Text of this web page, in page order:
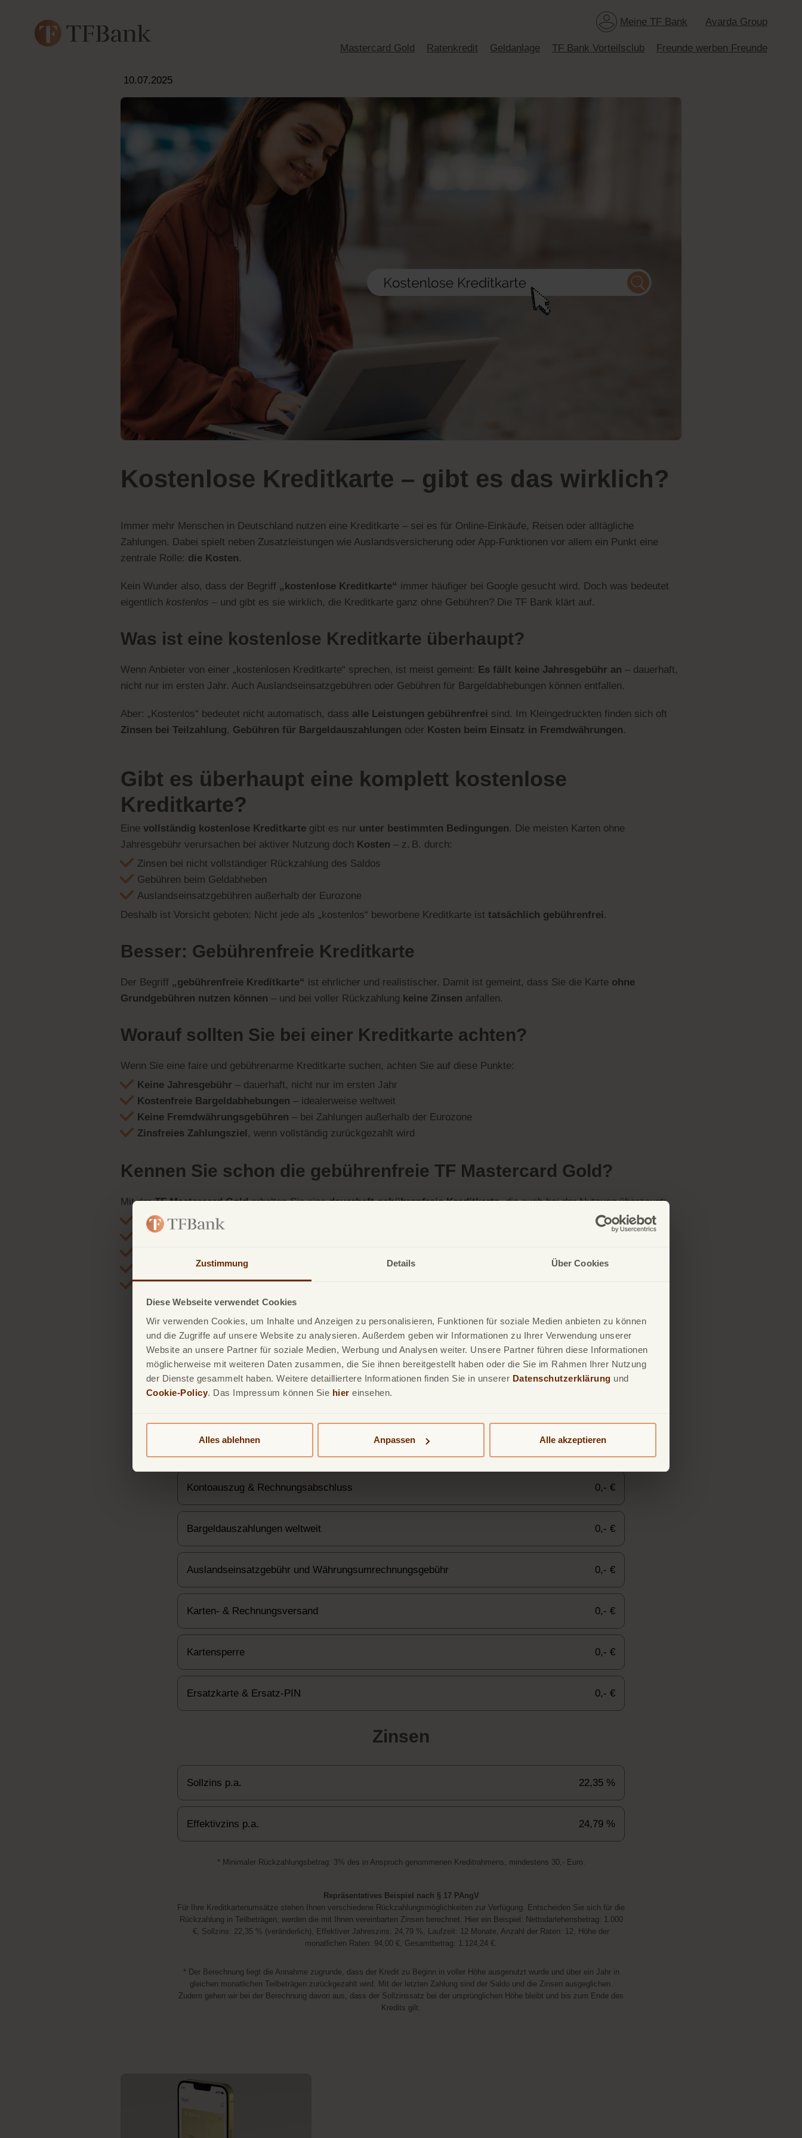
Zustimmung Details Über Cookies
Diese Webseite verwendet Cookies
Wir verwenden Cookies, um Inhalte und Anzeigen zu personalisieren, Funktionen für soziale Medien anbieten zu können
und die Zugriffe auf unsere Website zu analysieren. Außerdem geben wir Informationen zu Ihrer Verwendung unserer
Website an unsere Partner für soziale Medien, Werbung und Analysen weiter. Unsere Partner führen diese Informationen
möglicherweise mit weiteren Daten zusammen, die Sie ihnen bereitgestellt haben oder die Sie im Rahmen Ihrer Nutzung
der Dienste gesammelt haben. Weitere detailliertere Informationen finden Sie in unserer Datenschutzerklärung und
Cookie-Policy. Das Impressum können Sie hier einsehen.
Alles ablehnen Anpassen Alle akzeptieren
Mastercard Gold Ratenkredit Geldanlage TF Bank Vorteilsclub Freunde werben Freunde
Meine TF Bank Avarda Group
10.07.2025
Kostenlose Kreditkarte – gibt es das wirklich?
Immer mehr Menschen in Deutschland nutzen eine Kreditkarte – sei es für Online-Einkäufe, Reisen oder alltägliche
Zahlungen. Dabei spielt neben Zusatzleistungen wie Auslandsversicherung oder App-Funktionen vor allem ein Punkt eine
zentrale Rolle: die Kosten.
Kein Wunder also, dass der Begriff „kostenlose Kreditkarte“ immer häufiger bei Google gesucht wird. Doch was bedeutet
eigentlich kostenlos – und gibt es sie wirklich, die Kreditkarte ganz ohne Gebühren? Die TF Bank klärt auf.
Was ist eine kostenlose Kreditkarte überhaupt?
Wenn Anbieter von einer „kostenlosen Kreditkarte“ sprechen, ist meist gemeint: Es fällt keine Jahresgebühr an – dauerhaft,
nicht nur im ersten Jahr. Auch Auslandseinsatzgebühren oder Gebühren für Bargeldabhebungen können entfallen.
Aber: „Kostenlos“ bedeutet nicht automatisch, dass alle Leistungen gebührenfrei sind. Im Kleingedruckten finden sich oft
Zinsen bei Teilzahlung, Gebühren für Bargeldauszahlungen oder Kosten beim Einsatz in Fremdwährungen.
Gibt es überhaupt eine komplett kostenlose
Kreditkarte?
Eine vollständig kostenlose Kreditkarte gibt es nur unter bestimmten Bedingungen. Die meisten Karten ohne
Jahresgebühr verursachen bei aktiver Nutzung doch Kosten – z. B. durch:
Zinsen bei nicht vollständiger Rückzahlung des Saldos
Gebühren beim Geldabheben
Auslandseinsatzgebühren außerhalb der Eurozone
Deshalb ist Vorsicht geboten: Nicht jede als „kostenlos“ beworbene Kreditkarte ist tatsächlich gebührenfrei .
Besser: Gebührenfreie Kreditkarte
Der Begriff „gebührenfreie Kreditkarte“ ist ehrlicher und realistischer. Damit ist gemeint, dass Sie die Karte ohne
Grundgebühren nutzen können – und bei voller Rückzahlung keine Zinsen anfallen.
Worauf sollten Sie bei einer Kreditkarte achten?
Wenn Sie eine faire und gebührenarme Kreditkarte suchen, achten Sie auf diese Punkte:
Keine Jahresgebühr – dauerhaft, nicht nur im ersten Jahr
Kostenfreie Bargeldabhebungen – idealerweise weltweit
Keine Fremdwährungsgebühren – bei Zahlungen außerhalb der Eurozone
Zinsfreies Zahlungsziel , wenn vollständig zurückgezahlt wird
Kennen Sie schon die gebührenfreie TF Mastercard Gold?
Mit derTF Mastercard Golderhalten Sie einedauerhaft gebührenfreie Kreditkarte, die auch bei der Nutzung überzeugt:
0 € Jahresgebühr – dauerhaft
0 € Gebühren für Zahlungen weltweit
Zinsfreies Zahlungsziel bei voller Tilgung
100 % digitaler Antrag & moderne App
Gebühren & Zinsen
Konditionen
Jahresgebühr (dauerhaft) 0,- €
Kontoauszug & Rechnungsabschluss 0,- €
Bargeldauszahlungen weltweit 0,- €
Auslandseinsatzgebühr und Währungsumrechnungsgebühr 0,- €
Karten- & Rechnungsversand 0,- €
Kartensperre 0,- €
Ersatzkarte & Ersatz-PIN 0,- €
Zinsen
Sollzins p.a. 22,35 %
Effektivzins p.a. 24,79 %
* Minimaler Rückzahlungsbetrag: 3% des in Anspruch genommenen Kreditrahmens, mindestens 30,- Euro.
Repräsentatives Beispiel nach § 17 PAngV
Für Ihre Kreditkartenumsätze stehen Ihnen verschiedene Rückzahlungsmöglichkeiten zur Verfügung. Entscheiden Sie sich für die
Rückzahlung in Teilbeträgen, werden die mit Ihnen vereinbarten Zinsen berechnet. Hier ein Beispiel: Nettodarlehensbetrag: 1.000
€, Sollzins: 22,35 % (veränderlich), Effektiver Jahreszins: 24,79 %, Laufzeit: 12 Monate, Anzahl der Raten: 12, Höhe der
monatlichen Raten: 94,00 €, Gesamtbetrag: 1.124,24 €.
* Der Berechnung liegt die Annahme zugrunde, dass der Kredit zu Beginn in voller Höhe ausgenutzt wurde und über ein Jahr in
gleichen monatlichen Teilbeträgen zurückgezahlt wird. Mit der letzten Zahlung sind der Saldo und die Zinsen ausgeglichen.
Zudem gehen wir bei der Berechnung davon aus, dass der Sollzinssatz bei der ursprünglichen Höhe bleibt und bis zum Ende des
Kredits gilt.